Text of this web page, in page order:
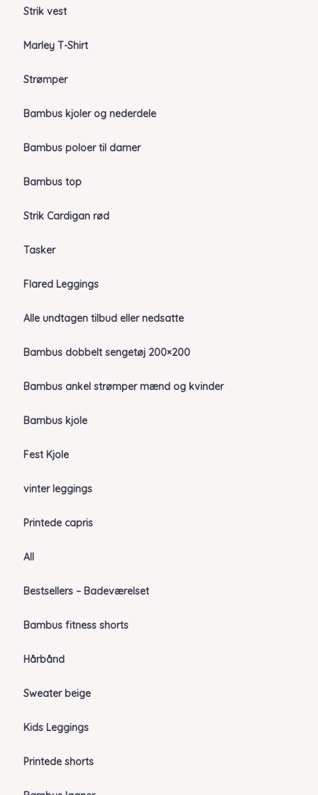
Strik vest
Marley T-Shirt
Strømper
Bambus kjoler og nederdele
Bambus poloer til damer
Bambus top
Strik Cardigan rød
Tasker
Flared Leggings
Alle undtagen tilbud eller nedsatte
Bambus dobbelt sengetøj 200×200
Bambus ankel strømper mænd og kvinder
Bambus kjole
Fest Kjole
vinter leggings
Printede capris
All
Bestsellers – Badeværelset
Bambus fitness shorts
Hårbånd
Sweater beige
Kids Leggings
Printede shorts